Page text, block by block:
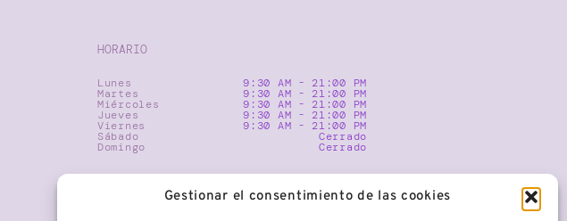
Gestionar el consentimiento de las cookies
HORARIO
Lunes 9:30 AM - 21:00 PM
Martes 9:30 AM - 21:00 PM
Miércoles 9:30 AM - 21:00 PM
Jueves 9:30 AM - 21:00 PM
Viernes 9:30 AM - 21:00 PM
Sábado Cerrado
Domingo Cerrado